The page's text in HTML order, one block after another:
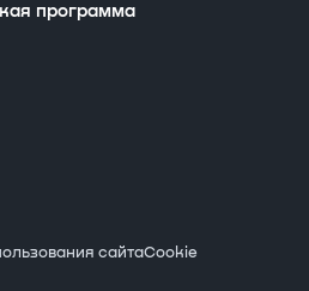
программа
сайтаCookie